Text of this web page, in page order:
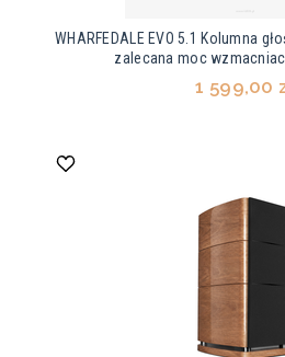
WHARFEDALE EVO 5.1 Kolumna
zalecana moc
1 599,00